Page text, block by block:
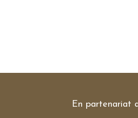
En partenariat